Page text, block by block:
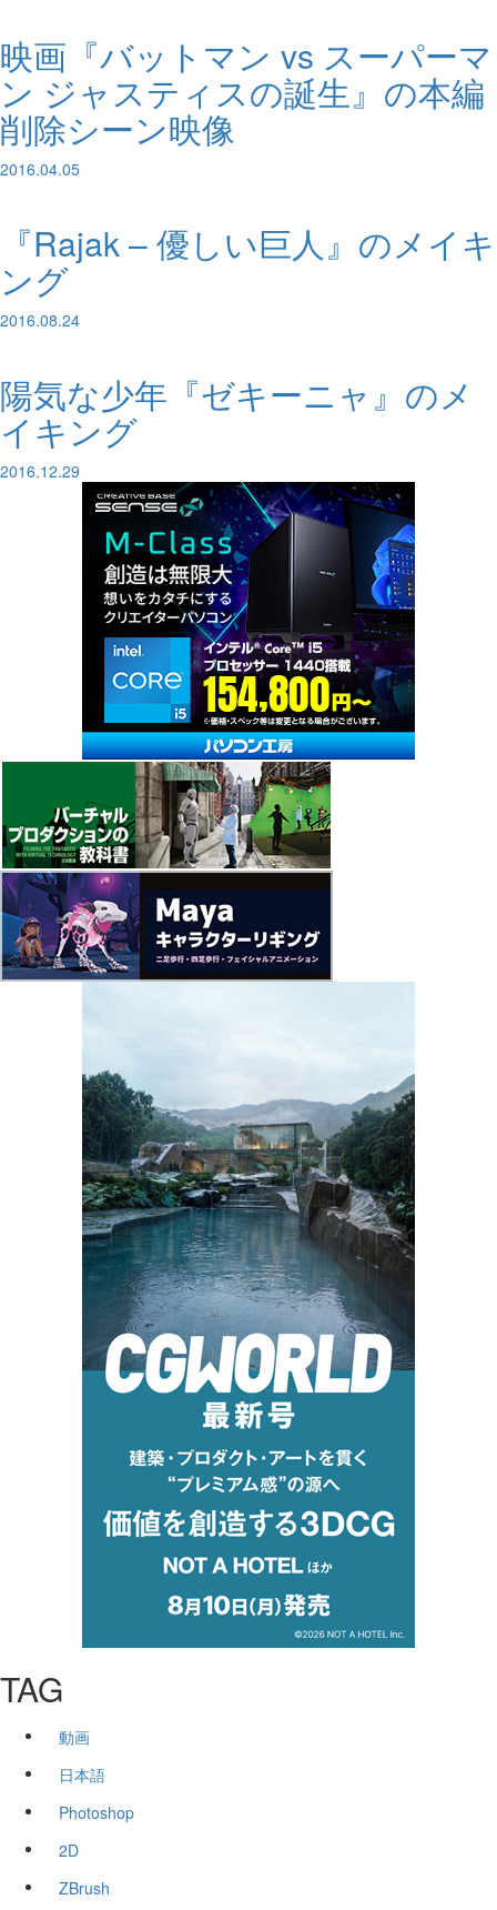
映画『バットマン vs スーパーマ
ン ジャスティスの誕生』の本編
削除シーン映像
2016.04.05
『Rajak – 優しい巨人』のメイキ
ング
2016.08.24
陽気な少年『ゼキーニャ』のメ
イキング
2016.12.29
TAG
動画
日本語
Photoshop
2D
ZBrush